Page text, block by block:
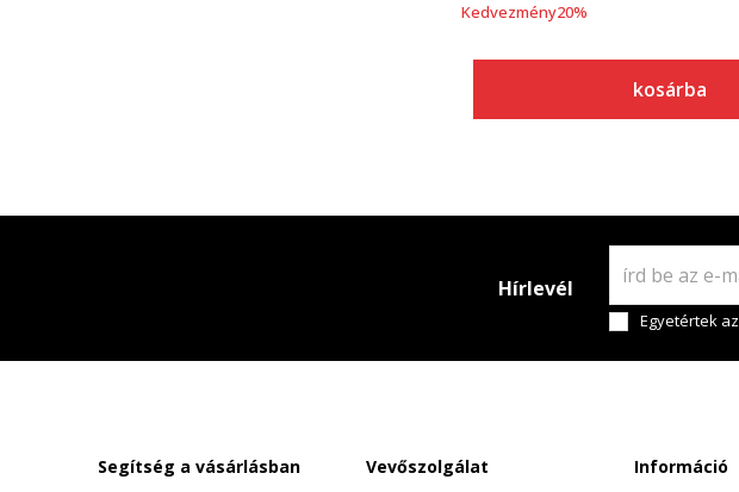
Kedvezmény20%
kosárba
Hírlevél
Egyetértek az
Segítség a vásárlásban Vevőszolgálat Információ